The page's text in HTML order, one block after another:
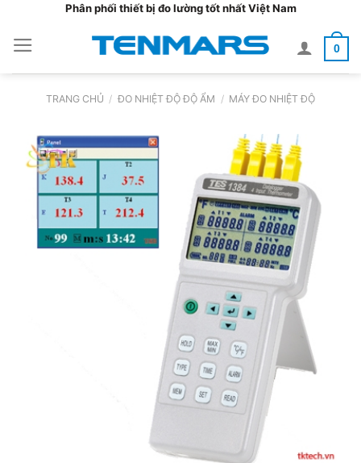
nội
dung
Phân phối thiết bị đo lường tốt nhất Việt Nam
0
TRANG CHỦ / ĐO NHIỆT ĐỘ ĐỘ ẨM / MÁY ĐO NHIỆT ĐỘ